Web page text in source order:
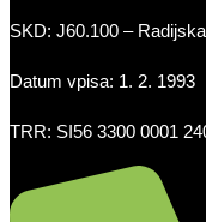
SKD: J60.100 –
Datum vpisa: 1. 2. 1993
TRR: SI56 3300 0001